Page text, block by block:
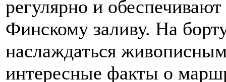
регулярно и
Финскому заливу. На
наслаждаться
интересные факты о